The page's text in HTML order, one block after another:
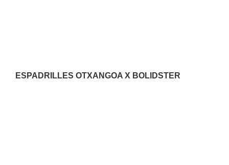
ESPADRILLES OTXANGOA X BOLIDSTER